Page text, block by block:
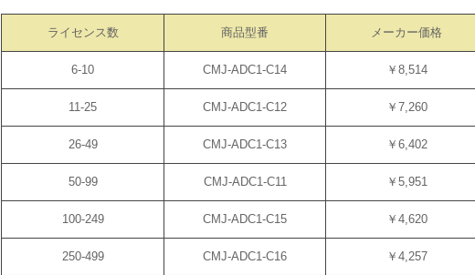
ライセンス数 商品型番 メーカー価格
6-10 CMJ-ADC1-C14 ￥8,514
11-25 CMJ-ADC1-C12 ￥7,260
26-49 CMJ-ADC1-C13 ￥6,402
50-99 CMJ-ADC1-C11 ￥5,951
100-249 CMJ-ADC1-C15 ￥4,620
250-499 CMJ-ADC1-C16 ￥4,257